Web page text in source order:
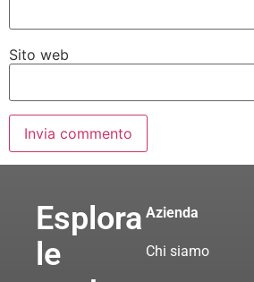
Sito web
Esplora
le
Azienda
Chi siamo